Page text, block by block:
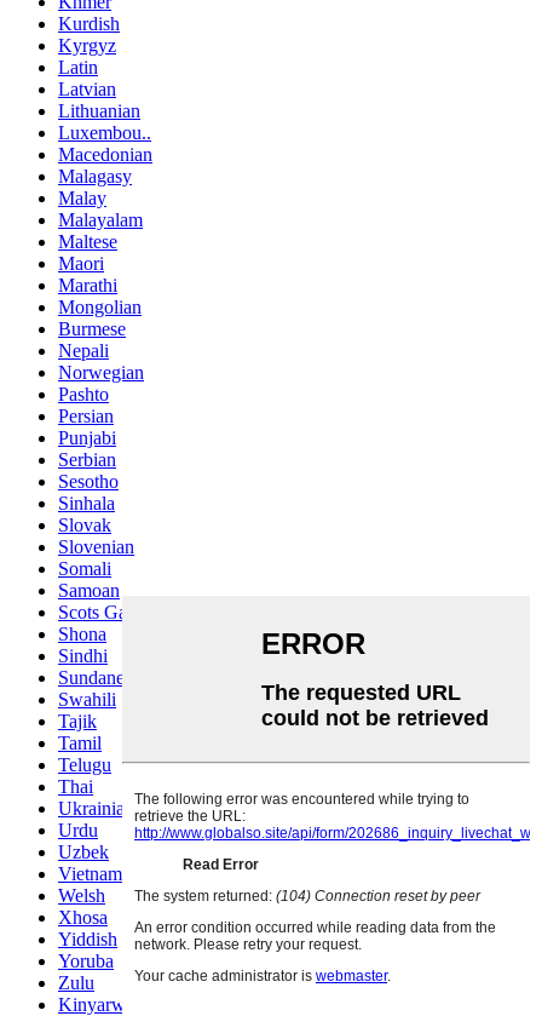
Kurdish
Kyrgyz
Latin
Latvian
Lithuanian
Luxembou..
Macedonian
Malagasy
Malay
Malayalam
Maltese
Maori
Marathi
Mongolian
Burmese
Nepali
Norwegian
Pashto
Persian
Punjabi
Serbian
Sesotho
Sinhala
Slovak
Slovenian
Somali
Samoan
Scots Gaelic
Shona
Sindhi
Sundanese
Swahili
Tajik
Tamil
Telugu
Thai
Ukrainian
Urdu
Uzbek
Vietnamese
Welsh
Xhosa
Yiddish
Yoruba
Zulu
Kinyarwanda